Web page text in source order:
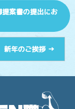
案書の提出にお
新年のご挨拶 →